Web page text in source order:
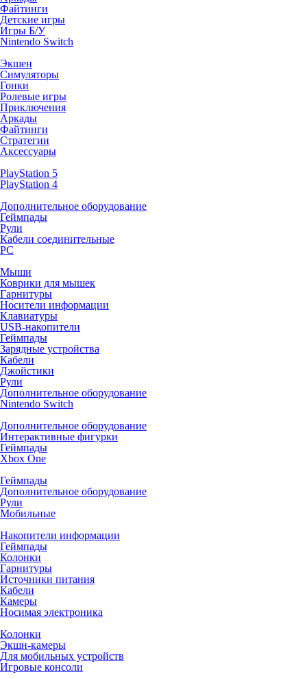
Файтинги
Детские игры
Игры Б/У
Nintendo Switch
Экшен
Симуляторы
Гонки
Ролевые игры
Приключения
Аркады
Файтинги
Стратегии
Аксессуары
PlayStation 5
PlayStation 4
Дополнительное оборудование
Геймпады
Рули
Кабели соединительные
PC
Мыши
Коврики для мышек
Гарнитуры
Носители информации
Клавиатуры
USB-накопители
Геймпады
Зарядные устройства
Кабели
Джойстики
Рули
Дополнительное оборудование
Nintendo Switch
Дополнительное оборудование
Интерактивные фигурки
Геймпады
Xbox One
Геймпады
Дополнительное оборудование
Рули
Мобильные
Накопители информации
Геймпады
Колонки
Гарнитуры
Источники питания
Кабели
Камеры
Носимая электроника
Колонки
Экшн-камеры
Для мобильных устройств
Игровые консоли